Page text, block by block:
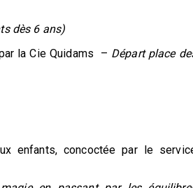
dès 6 ans)
la Cie Quidams – Départ place
enfants, concoctée par le